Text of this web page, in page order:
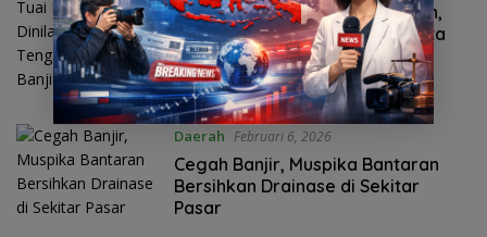
SAE Run Highway Tuai Kecaman,
Dinilai Tak Peka di Tengah Derita
Banjir Probolinggo
Daerah Februari 6, 2026
Cegah Banjir, Muspika Bantaran
Bersihkan Drainase di Sekitar
Pasar